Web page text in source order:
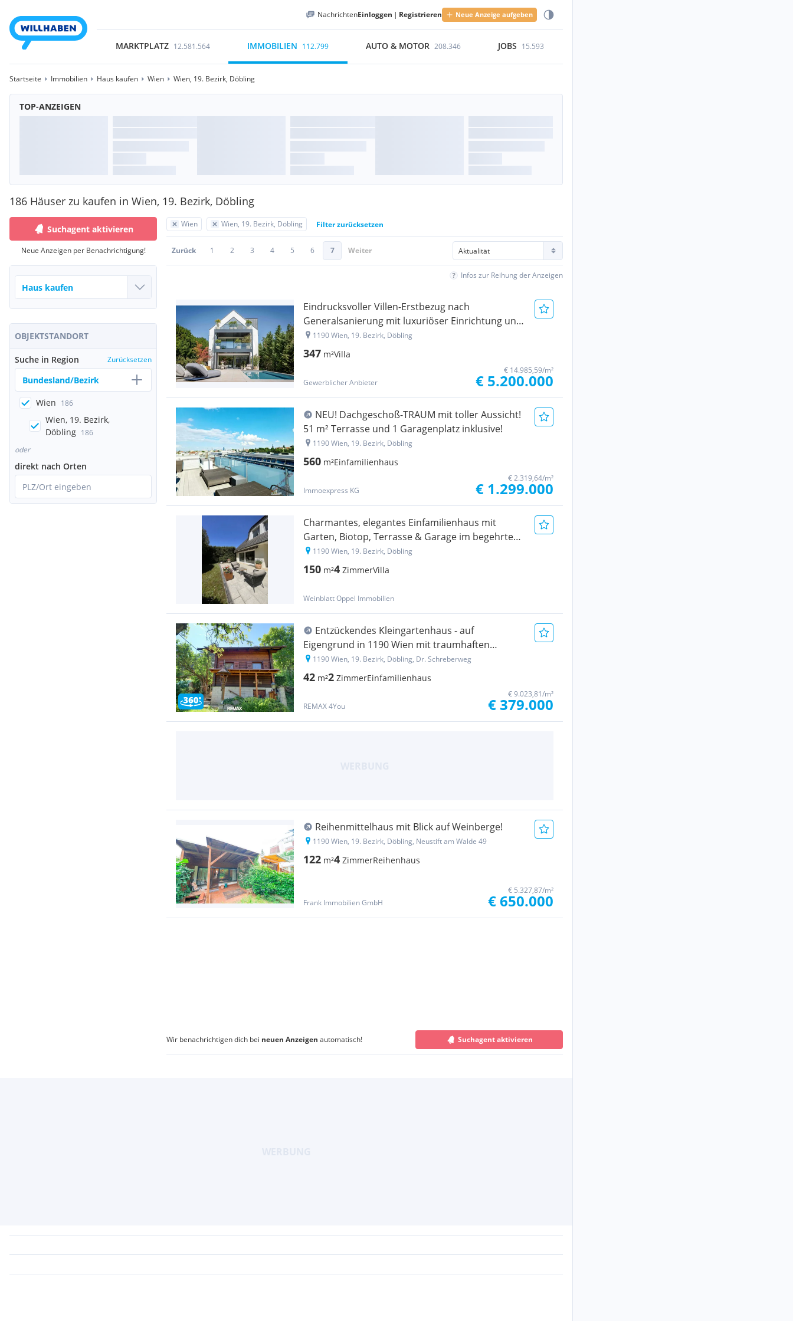
NachrichtenEinloggen | Registrieren Neue Anzeige aufgeben
MARKTPLATZ 12.581.564 IMMOBILIEN 112.799 AUTO & MOTOR 208.346 JOBS 15.593
Startseite Immobilien Haus kaufen Wien Wien, 19. Bezirk, Döbling
TOP-ANZEIGEN
186 Häuser zu kaufen in Wien, 19. Bezirk, Döbling
Suchagent aktivieren
Neue Anzeigen per Benachrichtigung!
OBJEKTSTANDORT
Suche in Region Zurücksetzen
Bundesland/Bezirk
Wien 186
Wien, 19. Bezirk,
Döbling 186
oder
direkt nach Orten
PLZ/Ort eingeben
Wien Wien, 19. Bezirk, Döbling Filter zurücksetzen
Zurück 1 2 3 4 5 6 7 Weiter
Infos zur Reihung der Anzeigen
Eindrucksvoller Villen-Erstbezug nach
Generalsanierung mit luxuriöser Einrichtung und
Ausstattung
1190 Wien, 19. Bezirk, Döbling
347 m²Villa
Gewerblicher Anbieter
€ 14.985,59/m²
€ 5.200.000
NEU! Dachgeschoß-TRAUM mit toller Aussicht!
51 m² Terrasse und 1 Garagenplatz inklusive!
1190 Wien, 19. Bezirk, Döbling
560 m²Einfamilienhaus
Immoexpress KG
€ 2.319,64/m²
€ 1.299.000
Charmantes, elegantes Einfamilienhaus mit
Garten, Biotop, Terrasse & Garage im begehrten
Döbling, Nähe Grinzing!
1190 Wien, 19. Bezirk, Döbling
150 m²4 ZimmerVilla
Weinblatt Oppel Immobilien
Entzückendes Kleingartenhaus - auf
Eigengrund in 1190 Wien mit traumhaften
Ausblick - Möglichkeit für ganzjähriges Wohnen
1190 Wien, 19. Bezirk, Döbling, Dr. Schreberweg
42 m²2 ZimmerEinfamilienhaus
REMAX 4You
€ 9.023,81/m²
€ 379.000
Reihenmittelhaus mit Blick auf Weinberge!
1190 Wien, 19. Bezirk, Döbling, Neustift am Walde 49
122 m²4 ZimmerReihenhaus
Frank Immobilien GmbH
€ 5.327,87/m²
€ 650.000
Wir benachrichtigen dich bei neuen Anzeigen automatisch! Suchagent aktivieren